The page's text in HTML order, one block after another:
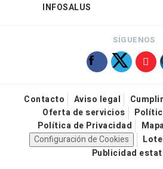
INFOSALUS
SÍGUENOS
Contacto Aviso legal
Oferta de servicios
Política de Privacidad
Configuración de Cookies
Publicidad